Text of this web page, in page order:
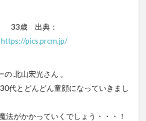
33歳 出典：
https://pics.prcm.jp/
北山宏光さん 。
代とどんどん童顔になっていきまし
法がかかっていくでしょう・・・！